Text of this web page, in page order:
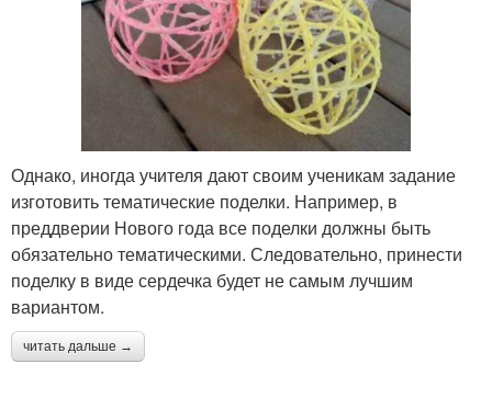
Однако, иногда учителя дают своим ученикам задание
изготовить тематические поделки. Например, в
преддверии Нового года все поделки должны быть
обязательно тематическими. Следовательно, принести
поделку в виде сердечка будет не самым лучшим
вариантом.
читать дальше →